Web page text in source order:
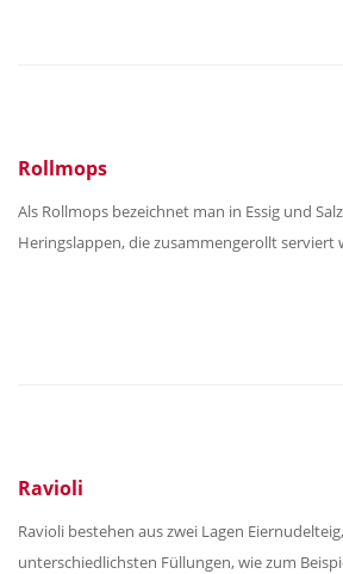
Rollmops
Als Rollmops bezeichnet man in Essig und
Heringslappen, die zusammengerollt serviert
Ravioli
Ravioli bestehen aus zwei Lagen
unterschiedlichsten Füllungen, wie zum